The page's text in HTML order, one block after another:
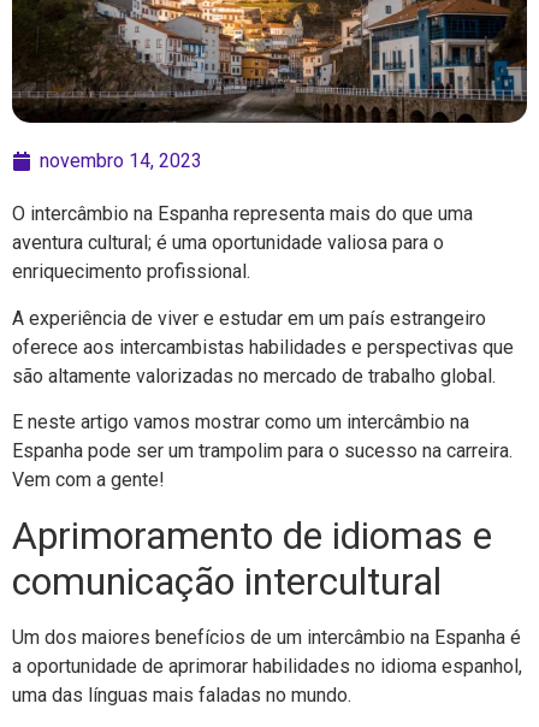
novembro 14, 2023
O intercâmbio na Espanha representa mais do que uma
aventura cultural; é uma oportunidade valiosa para o
enriquecimento profissional.
A experiência de viver e estudar em um país estrangeiro
oferece aos intercambistas habilidades e perspectivas que
são altamente valorizadas no mercado de trabalho global.
E neste artigo vamos mostrar como um intercâmbio na
Espanha pode ser um trampolim para o sucesso na carreira.
Vem com a gente!
Aprimoramento de idiomas e
comunicação intercultural
Um dos maiores benefícios de um intercâmbio na Espanha é
a oportunidade de aprimorar habilidades no idioma espanhol,
uma das línguas mais faladas no mundo.